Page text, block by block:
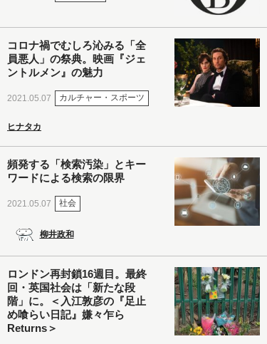
コロナ禍でむしろ沁みる「全
員悪人」の祭典。映画『ジェ
ントルメン』の魅力
2021.05.07 カルチャー・スポーツ
ヒナタカ
頻発する「検索汚染」とキー
ワードによる検索の限界
2021.05.07 社会
柳井政和
ロンドン再封鎖16週目。最終
回・英国社会は「新たな段
階」に。＜入江敦彦の『足止
め喰らい日記』嫌々乍ら
Returns＞